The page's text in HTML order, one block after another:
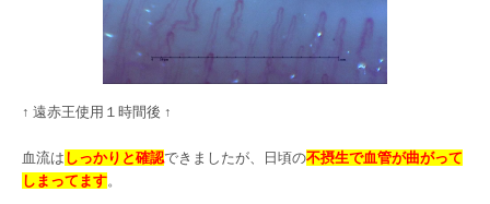
↑ 遠赤王使用１時間後 ↑
血流は しっかりと確認できましたが、日頃の不摂生で血管が曲がって
しまってます。